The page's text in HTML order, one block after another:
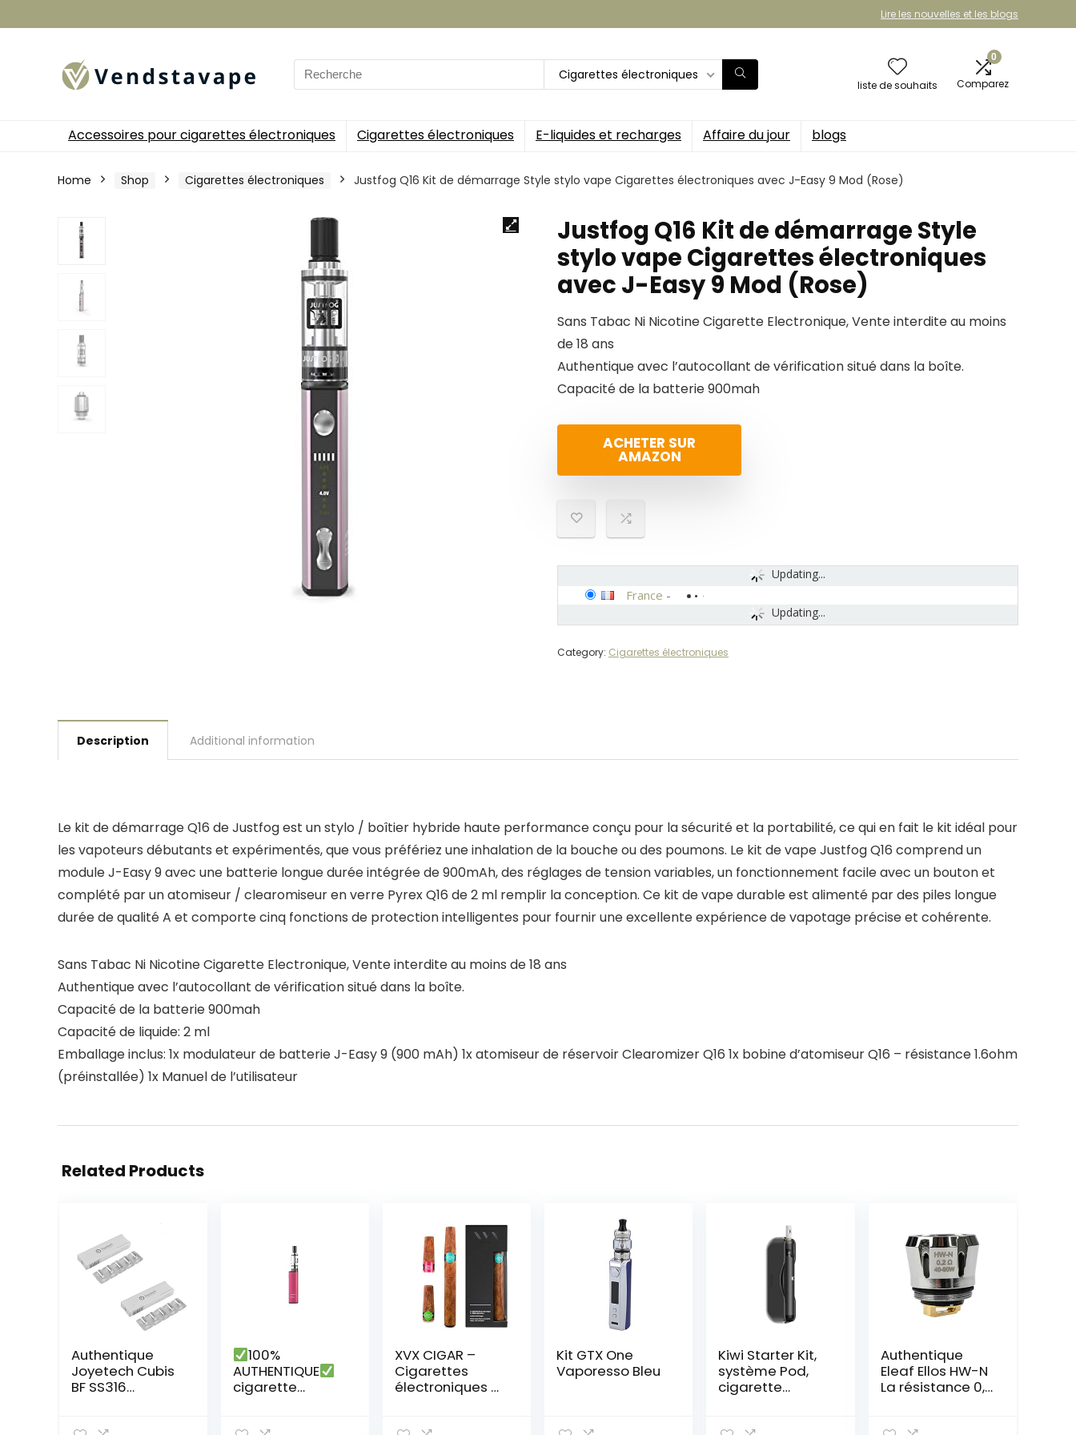
Lire les nouvelles et les blogs
Search
for:
Cigarettes électroniques
liste de souhaits
0
Comparez
Accessoires pour cigarettes électroniques Cigarettes électroniques E-liquides et recharges Affaire du jour blogs
Home Shop Cigarettes électroniques Justfog Q16 Kit de démarrage Style stylo vape Cigarettes électroniques avec J-Easy 9 Mod (Rose)
Justfog Q16 Kit de démarrage Style
stylo vape Cigarettes électroniques
avec J-Easy 9 Mod (Rose)
Sans Tabac Ni Nicotine Cigarette Electronique, Vente interdite au moins
de 18 ans
Authentique avec l’autocollant de vérification situé dans la boîte.
Capacité de la batterie 900mah
ACHETER SUR
AMAZON
Updating...
Updating...
France -
Category: Cigarettes électroniques
Description Additional information
Le kit de démarrage Q16 de Justfog est un stylo / boîtier hybride haute performance conçu pour la sécurité et la portabilité, ce qui en fait le kit idéal pour
les vapoteurs débutants et expérimentés, que vous préfériez une inhalation de la bouche ou des poumons. Le kit de vape Justfog Q16 comprend un
module J-Easy 9 avec une batterie longue durée intégrée de 900mAh, des réglages de tension variables, un fonctionnement facile avec un bouton et
complété par un atomiseur / clearomiseur en verre Pyrex Q16 de 2 ml remplir la conception. Ce kit de vape durable est alimenté par des piles longue
durée de qualité A et comporte cinq fonctions de protection intelligentes pour fournir une excellente expérience de vapotage précise et cohérente.
Sans Tabac Ni Nicotine Cigarette Electronique, Vente interdite au moins de 18 ans
Authentique avec l’autocollant de vérification situé dans la boîte.
Capacité de la batterie 900mah
Capacité de liquide: 2 ml
Emballage inclus: 1x modulateur de batterie J-Easy 9 (900 mAh) 1x atomiseur de réservoir Clearomizer Q16 1x bobine d’atomiseur Q16 – résistance 1.6ohm
(préinstallée) 1x Manuel de l’utilisateur
Related Products
Authentique
Joyetech Cubis
BF SS316
100%
AUTHENTIQUE
cigarette
XVX CIGAR –
Cigarettes
électroniques –
Kit GTX One
Vaporesso Bleu
Kiwi Starter Kit,
système Pod,
cigarette
Authentique
Eleaf Ellos HW-N
La résistance 0,2